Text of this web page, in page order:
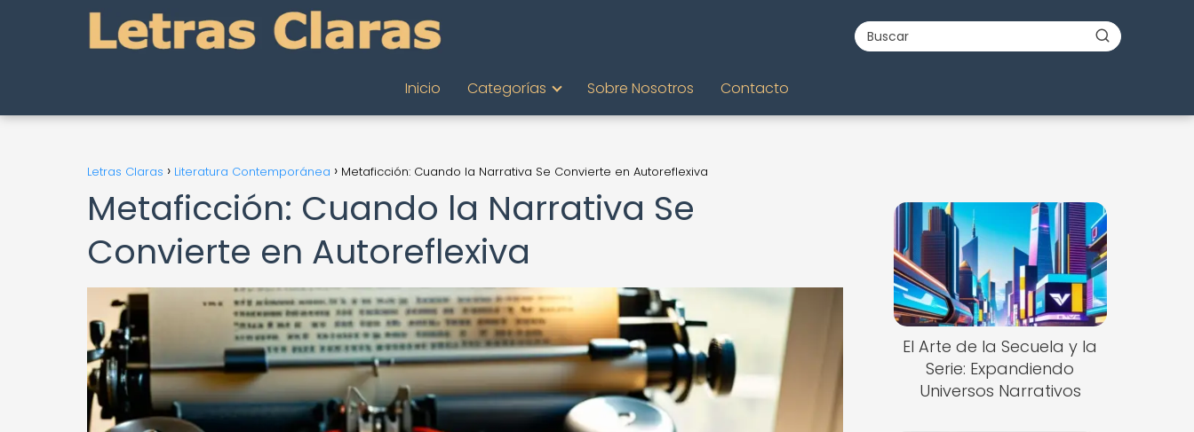
Inicio Categorías Sobre Nosotros Contacto
Letras Claras Literatura Contemporánea Metaficción: Cuando la Narrativa Se Convierte en Autoreflexiva
Metaficción: Cuando la Narrativa Se
Convierte en Autoreflexiva
El Arte de la Secuela y la
Serie: Expandiendo
Universos Narrativos